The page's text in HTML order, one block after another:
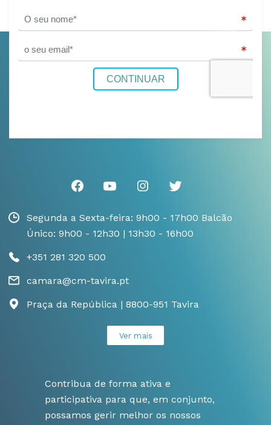
Segunda a Sexta-feira: 9h00 - 17h00 Balcão
Único: 9h00 - 12h30 | 13h30 - 16h00
+351 281 320 500
camara@cm-tavira.pt
Praça da República | 8800-951 Tavira
Ver mais
Contribua de forma ativa e
participativa para que, em conjunto,
possamos gerir melhor os nossos